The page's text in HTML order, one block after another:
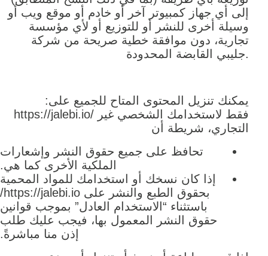
إلى أي جهاز كمبيوتر آخر أو خادم أو موقع ويب أو
وسيلة أخرى للنشر أو للتوزيع أو لأي مؤسسة
تجارية، دون موافقة خطية صريحة من شركة
جليبي القابضة المحدودة.
:يمكنك تنزيل المحتوى المتاح للجميع على
https://jalebi.io/ فقط لاستخدامك الشخصي غير
التجاري، شريطة أن
تحافظ على جميع حقوق النشر وإشعارات
الملكية الأخرى كما هي.
إذا كان نسخك أو استخدامك للمواد المحمية
بحقوق الطبع والنشر على https://jalebi.io/
باستثناء “الاستخدام العادل” بموجب قوانين
حقوق النشر المعمول بها، فيجب عليك طلب
إذن منا مباشرةً.